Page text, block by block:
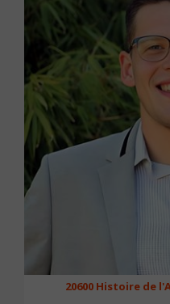
20600 Histoire de